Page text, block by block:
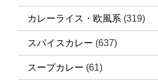
カレーライス・欧風系 (319)
スパイスカレー (637)
スープカレー (61)